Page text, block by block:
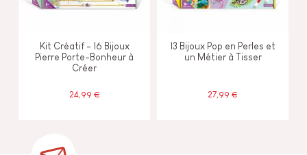
Kit Créatif - 16 Bijoux
Pierre Porte-Bonheur à
Créer
24,99 €
13 Bijoux Pop en Perles et
un Métier à Tisser
27,99 €